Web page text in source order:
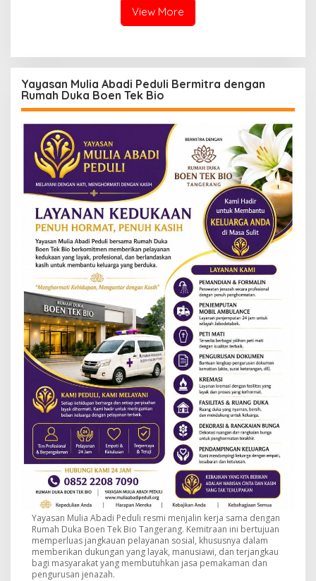
View More
Yayasan Mulia Abadi Peduli Bermitra dengan
Rumah Duka Boen Tek Bio
Yayasan Mulia Abadi Peduli resmi menjalin kerja sama dengan
Rumah Duka Boen Tek Bio Tangerang. Kemitraan ini bertujuan
memperluas jangkauan pelayanan sosial, khususnya dalam
memberikan dukungan yang layak, manusiawi, dan terjangkau
bagi masyarakat yang membutuhkan jasa pemakaman dan
pengurusan jenazah.